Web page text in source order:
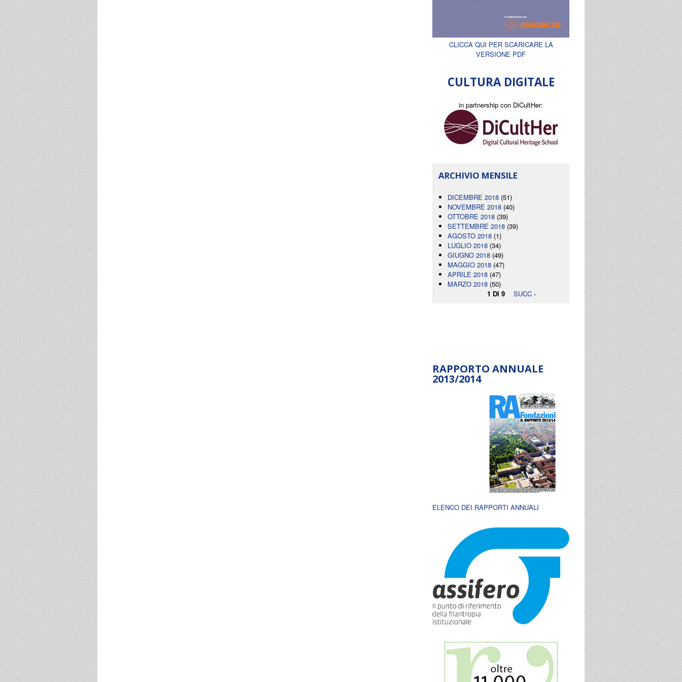
CLICCA QUI PER SCARICARE LA
VERSIONE PDF
CULTURA DIGITALE
in partnership con DiCultHer:
ARCHIVIO MENSILE
DICEMBRE 2018 (51)
NOVEMBRE 2018 (40)
OTTOBRE 2018 (39)
SETTEMBRE 2018 (39)
AGOSTO 2018 (1)
LUGLIO 2018 (34)
GIUGNO 2018 (49)
MAGGIO 2018 (47)
APRILE 2018 (47)
MARZO 2018 (50)
1 DI 9
SUCC ›
RAPPORTO ANNUALE
2013/2014
ELENCO DEI RAPPORTI ANNUALI